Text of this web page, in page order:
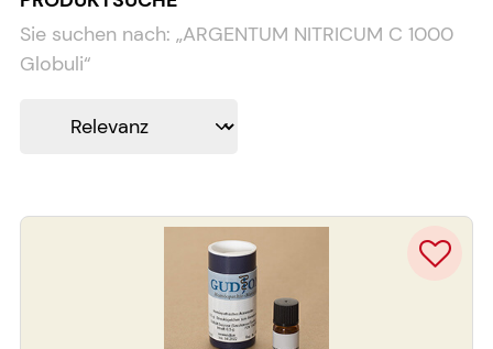
Sie suchen nach: „ARGENTUM NITRICUM C 1000
Globuli“